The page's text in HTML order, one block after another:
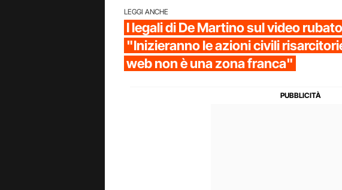
LEGGI ANCHE
I legali di De Martino sul video
"Inizieranno le azioni civili
web non è una zona franca"